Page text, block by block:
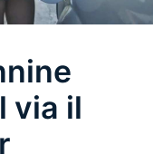
via il